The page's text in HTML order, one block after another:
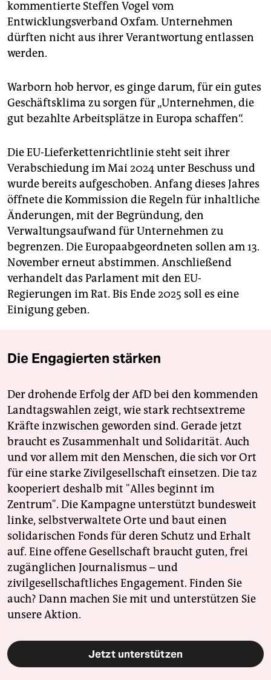
kommentierte Steffen Vogel vom
Entwicklungsverband Oxfam. Unternehmen
dürften nicht aus ihrer Verantwortung entlassen
werden.
Warborn hob hervor, es ginge darum, für ein gutes
Geschäftsklima zu sorgen für „Unternehmen, die
gut bezahlte Arbeitsplätze in Europa schaffen“.
Die EU-Lieferkettenrichtlinie steht seit ihrer
Verabschiedung im Mai 2024 unter Beschuss und
wurde bereits aufgeschoben. Anfang dieses Jahres
öffnete die Kommission die Regeln für inhaltliche
Änderungen, mit der Begründung, den
Verwaltungsaufwand für Unternehmen zu
begrenzen. Die Europaabgeordneten sollen am 13.
November erneut abstimmen. Anschließend
verhandelt das Parlament mit den EU-
Regierungen im Rat. Bis Ende 2025 soll es eine
Einigung geben.
Die Engagierten stärken
Der drohende Erfolg der AfD bei den kommenden
Landtagswahlen zeigt, wie stark rechtsextreme
Kräfte inzwischen geworden sind. Gerade jetzt
braucht es Zusammenhalt und Solidarität. Auch
und vor allem mit den Menschen, die sich vor Ort
für eine starke Zivilgesellschaft einsetzen. Die taz
kooperiert deshalb mit "Alles beginnt im
Zentrum". Die Kampagne unterstützt bundesweit
linke, selbstverwaltete Orte und baut einen
solidarischen Fonds für deren Schutz und Erhalt
auf. Eine offene Gesellschaft braucht guten, frei
zugänglichen Journalismus – und
zivilgesellschaftliches Engagement. Finden Sie
auch? Dann machen Sie mit und unterstützen Sie
unsere Aktion.
Jetzt unterstützen